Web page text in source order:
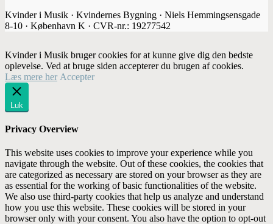
Kvinder i Musik · Kvindernes Bygning · Niels Hemmingsensgade
8-10 · København K · CVR-nr.: 19277542
Kvinder i Musik bruger cookies for at kunne give dig den bedste
oplevelse. Ved at bruge siden accepterer du brugen af cookies.
Læs mere her Accepter
Luk
Privacy Overview
This website uses cookies to improve your experience while you
navigate through the website. Out of these cookies, the cookies that
are categorized as necessary are stored on your browser as they are
as essential for the working of basic functionalities of the website.
We also use third-party cookies that help us analyze and understand
how you use this website. These cookies will be stored in your
browser only with your consent. You also have the option to opt-out